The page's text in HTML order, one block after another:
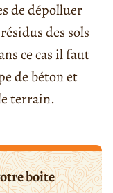
de dépolluer
des sols
ce cas il faut
de béton et
terrain.
boite